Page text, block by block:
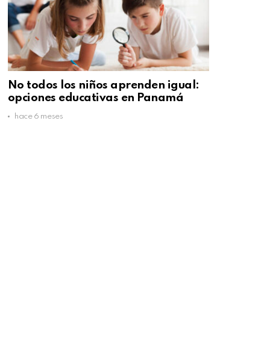
No todos los niños aprenden igual:
opciones educativas en Panamá
hace 6 meses